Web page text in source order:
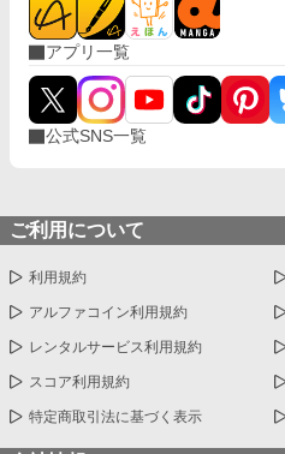
アプリ一覧
公式SNS一覧
ご利用について
利用規約
アルファコイン利用規約
レンタルサービス利用規約
スコア利用規約
特定商取引法に基づく表示